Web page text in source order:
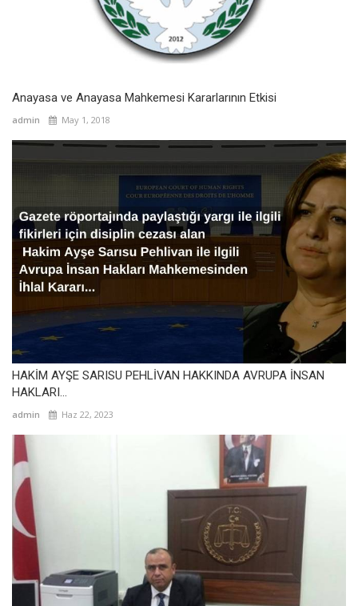
Anayasa ve Anayasa Mahkemesi Kararlarının Etkisi
admin May 1, 2018
HAKİM AYŞE SARISU PEHLİVAN HAKKINDA AVRUPA İNSAN
HAKLARI...
admin Haz 22, 2023